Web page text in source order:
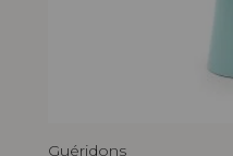
Guéridons